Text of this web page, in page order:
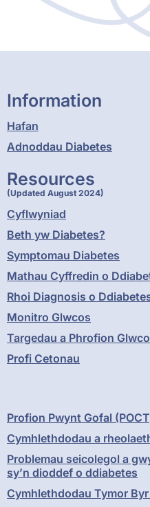
Information
Hafan
Adnoddau Diabetes
Resources
(Updated August 2024)
Cyflwyniad
Beth yw Diabetes?
Symptomau Diabetes
Mathau Cyffredin o
Rhoi Diagnosis o
Monitro Glwcos
Targedau a Phrofion
Profi Cetonau
Profion Pwynt Gofal
Cymhlethdodau a
Problemau seicolegol a
sy’n dioddef o ddiabetes
Cymhlethdodau Tymor